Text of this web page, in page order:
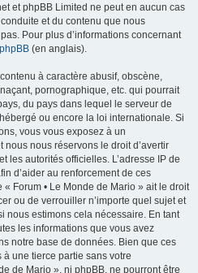
et phpBB Limited ne peut en aucun cas
et du contenu que nous
Pour plus d’informations concernant
(en anglais).
à caractère abusif, obscène,
pornographique, etc. qui pourrait
du pays dans lequel le serveur de
ou encore la loi internationale. Si
vous vous exposez à un
nous réservons le droit d’avertir
les autorités officielles. L’adresse IP de
d’aider au renforcement de ces
Forum • Le Monde de Mario » ait le droit
ou de verrouiller n’importe quel sujet et
nous estimons cela nécessaire. En tant
les informations que vous avez
notre base de données. Bien que ces
une tierce partie sans votre
de Mario », ni phpBB, ne pourront être